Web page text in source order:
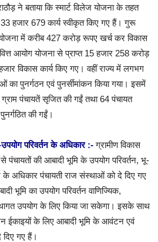
ने बताया कि स्मार्ट विलेज योजना के तहत
हजार 679 कार्य स्वीकृत किए गए हैं। गुरू
में करीब 427 करोड़ रूपए खर्च कर विकास
आयोग योजना से प्राप्त 15 हजार 258 करोड़
विकास कार्य किए गए। वहीं राज्य में लगभग
का पुनर्गठन एवं पुनर्सीमांकन किया गया। इसमें
पंचायतें सृजित की गईं तथा 64 पंचायत
की गईं।
परिवर्तन के अधिकार :-ग्रामीण विकास
की आबादी भूमि के उपयोग परिवर्तन, भू-
के अधिकार पंचायती राज संस्थाओं को दे दिए गए
भूमि का उपयोग परिवर्तन वाणिज्यिक,
उपयोग के लिए किया जा सकेगा। इसके साथ
ईकाइयों के लिए आबादी भूमि के आवंटन एवं
दिए गए हैं।